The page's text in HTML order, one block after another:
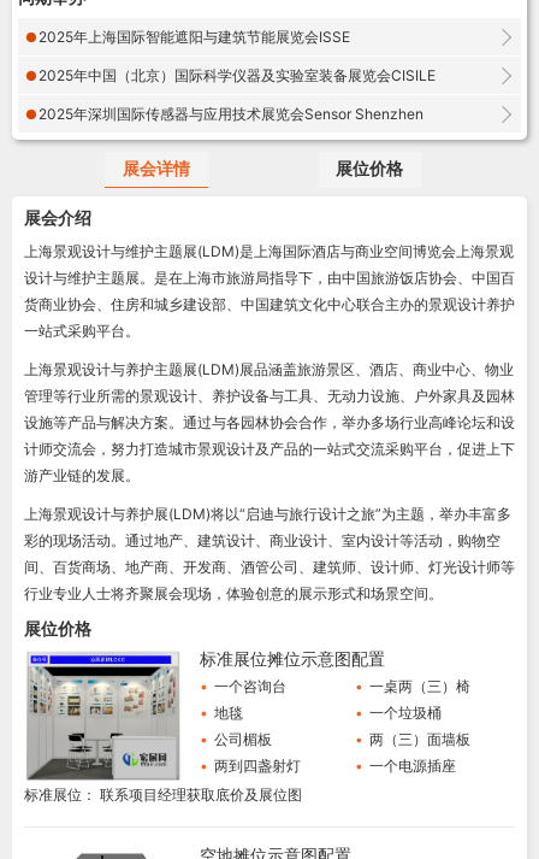
2025年上海国际智能遮阳与建筑节能展览会ISSE
2025年中国（北京）国际科学仪器及实验室装备展览会CISILE
2025年深圳国际传感器与应用技术展览会Sensor Shenzhen
展会详情 展位价格
展会介绍
上海景观设计与维护主题展(LDM)是上海国际酒店与商业空间博览会上海景观
设计与维护主题展。是在上海市旅游局指导下，由中国旅游饭店协会、中国百
货商业协会、住房和城乡建设部、中国建筑文化中心联合主办的景观设计养护
一站式采购平台。
上海景观设计与养护主题展(LDM)展品涵盖旅游景区、酒店、商业中心、物业
管理等行业所需的景观设计、养护设备与工具、无动力设施、户外家具及园林
设施等产品与解决方案。通过与各园林协会合作，举办多场行业高峰论坛和设
计师交流会，努力打造城市景观设计及产品的一站式交流采购平台，促进上下
游产业链的发展。
上海景观设计与养护展(LDM)将以“启迪与旅行设计之旅”为主题，举办丰富多
彩的现场活动。通过地产、建筑设计、商业设计、室内设计等活动，购物空
间、百货商场、地产商、开发商、酒管公司、建筑师、设计师、灯光设计师等
行业专业人士将齐聚展会现场，体验创意的展示形式和场景空间。
展位价格
标准展位摊位示意图配置
• 一个咨询台 • 一桌两（三）椅
• 地毯 • 一个垃圾桶
• 公司楣板 • 两（三）面墙板
• 两到四盏射灯 • 一个电源插座
标准展位： 联系项目经理获取底价及展位图